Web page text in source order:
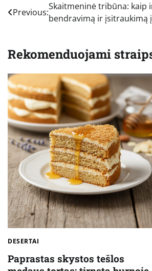
Navigacija
įrašų
Previous:
Skaitmeninė tribūna: kaip
bendravimą ir įsitraukimą
Rekomenduojami
DESERTAI
Paprastas skystos tešlos